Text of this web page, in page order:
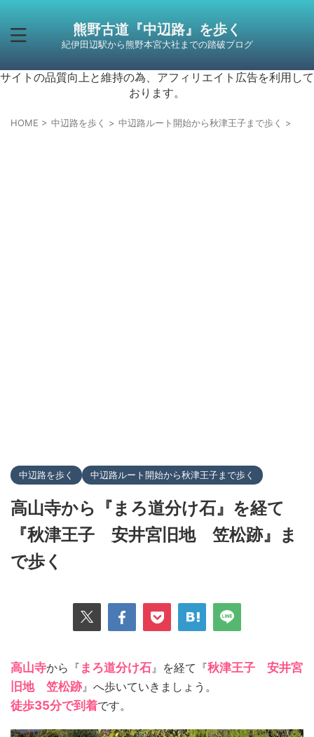
熊野古道『中辺路』を歩く
紀伊田辺駅から熊野本宮大社までの踏破ブログ
サイトの品質向上と維持の為、アフィリエイト広告を利用して
おります。
HOME > 中辺路を歩く > 中辺路ルート開始から秋津王子まで歩く >
中辺路を歩く 中辺路ルート開始から秋津王子まで歩く
高山寺から『まろ道分け石』を経て
『秋津王子 安井宮旧地 笠松跡』ま
で歩く
高山寺から『 まろ道分け石』を経て『秋津王子 安井宮
旧地 笠松跡』へ歩いていきましょう。
徒歩35分で到着です。